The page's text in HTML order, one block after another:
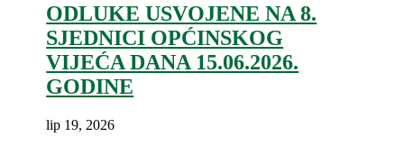
ODLUKE USVOJENE NA 8.
SJEDNICI OPĆINSKOG
VIJEĆA DANA 15.06.2026.
GODINE
lip 19, 2026